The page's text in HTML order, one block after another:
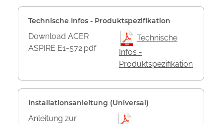
Technische Infos - Produktspezifikation
Download ACER
ASPIRE E1-572.pdf
Technische
Infos -
Produktspezifikation
Installationsanleitung (Universal)
Anleitung zur